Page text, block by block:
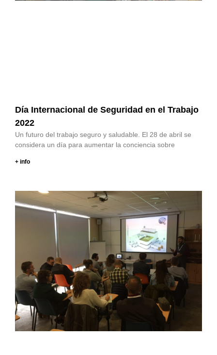
Día Internacional de Seguridad en el Trabajo
2022
Un futuro del trabajo seguro y saludable. El 28 de abril se
considera un día para aumentar la conciencia sobre
+ info